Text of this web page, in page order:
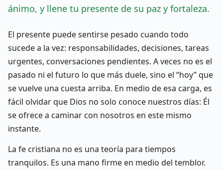
ánimo, y llene tu presente de su paz y fortaleza.
El presente puede sentirse pesado cuando todo
sucede a la vez: responsabilidades, decisiones, tareas
urgentes, conversaciones pendientes. A veces no es el
pasado ni el futuro lo que más duele, sino el “hoy” que
se vuelve una cuesta arriba. En medio de esa carga, es
fácil olvidar que Dios no solo conoce nuestros días: Él
se ofrece a caminar con nosotros en este mismo
instante.
La fe cristiana no es una teoría para tiempos
tranquilos. Es una mano firme en medio del temblor.